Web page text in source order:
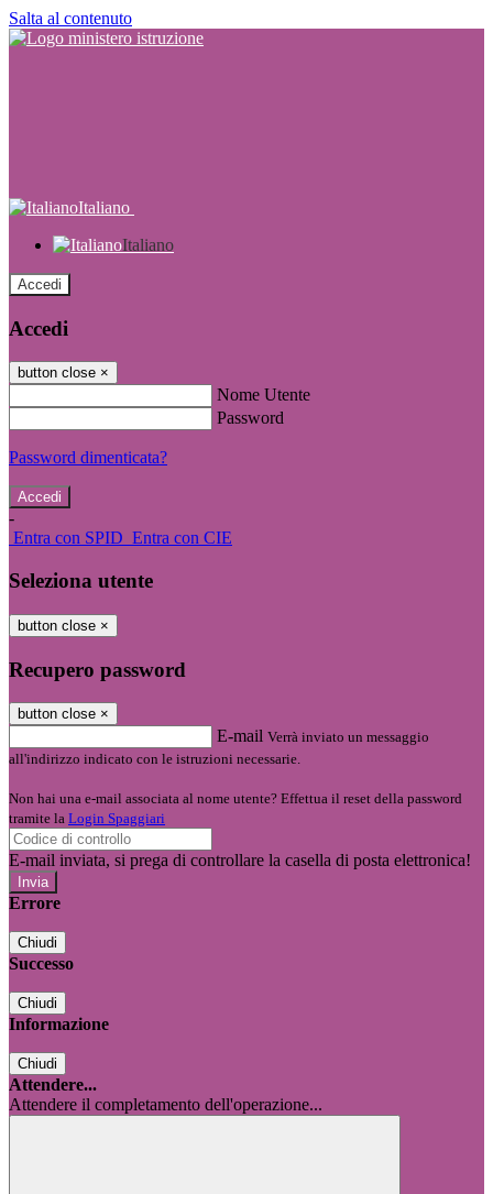
Salta al contenuto
Italiano
Italiano
Accedi
Accedi
button close ×
Nome Utente
Password
Password dimenticata?
-
Entra con SPID Entra con CIE
Seleziona utente
button close ×
Recupero password
button close ×
E-mail Verrà inviato un messaggio
all'indirizzo indicato con le istruzioni necessarie.
Non hai una e-mail associata al nome utente? Effettua il reset della password
tramite la Login Spaggiari
E-mail inviata, si prega di controllare la casella di posta elettronica!
Errore
Chiudi
Successo
Chiudi
Informazione
Chiudi
Attendere...
Attendere il completamento dell'operazione...